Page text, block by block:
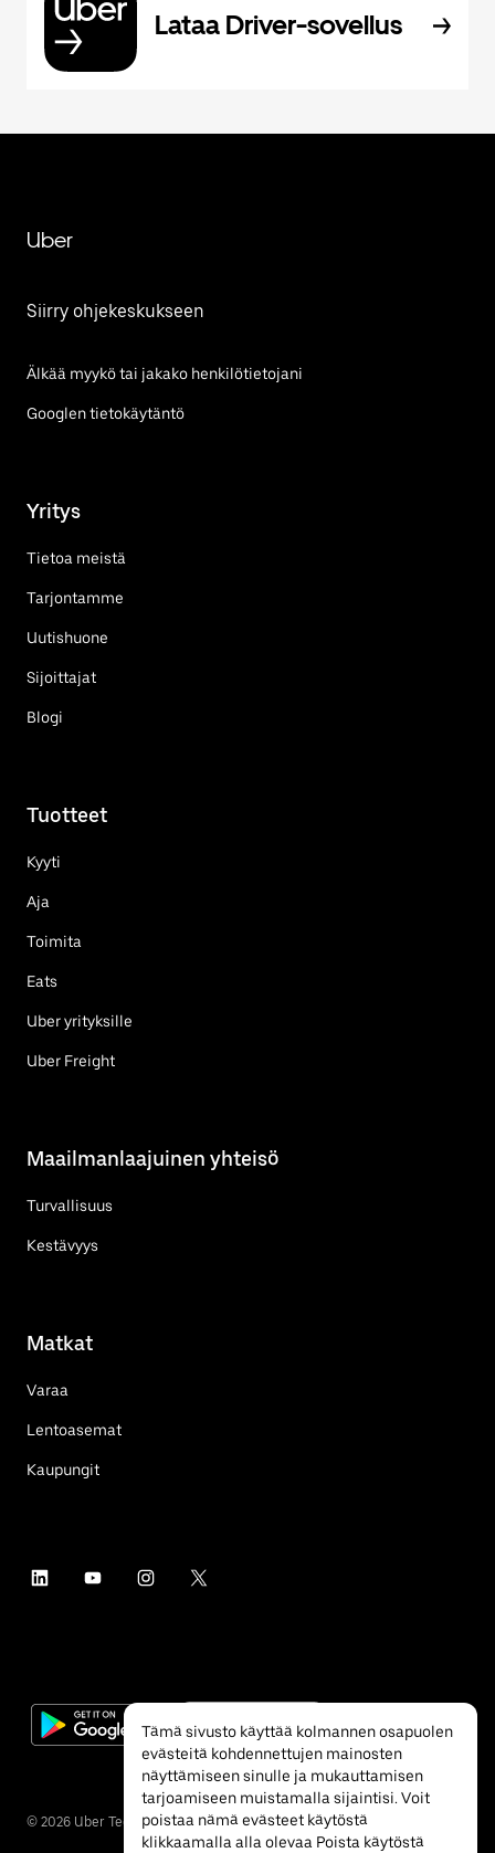
Lataa Driver-sovellus
Uber
Siirry ohjekeskukseen
Älkää myykö tai jakako henkilötietojani
Googlen tietokäytäntö
Yritys
Tietoa meistä
Tarjontamme
Uutishuone
Sijoittajat
Blogi
Tuotteet
Kyyti
Aja
Toimita
Eats
Uber yrityksille
Uber Freight
Maailmanlaajuinen yhteisö
Turvallisuus
Kestävyys
Matkat
Varaa
Lentoasemat
Kaupungit
© 2026 Uber Technologies Inc.
Tämä sivusto käyttää kolmannen osapuolen
evästeitä kohdennettujen mainosten
näyttämiseen sinulle ja mukauttamisen
tarjoamiseen muistamalla sijaintisi. Voit
poistaa nämä evästeet käytöstä
klikkaamalla alla olevaa Poista käytöstä